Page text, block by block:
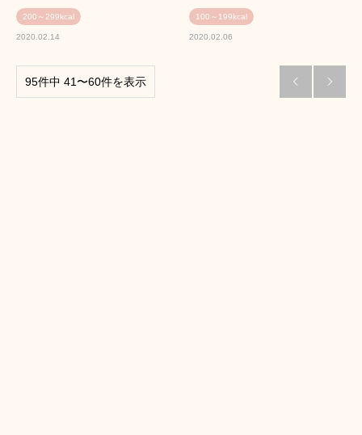
200～299kcal
2020.02.14
100～199kcal
2020.02.06
95件中 41〜60件を表示  